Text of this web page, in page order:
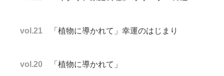
vol.21 「植物に導かれて」幸運のはじまり
vol.20 「植物に導かれて」